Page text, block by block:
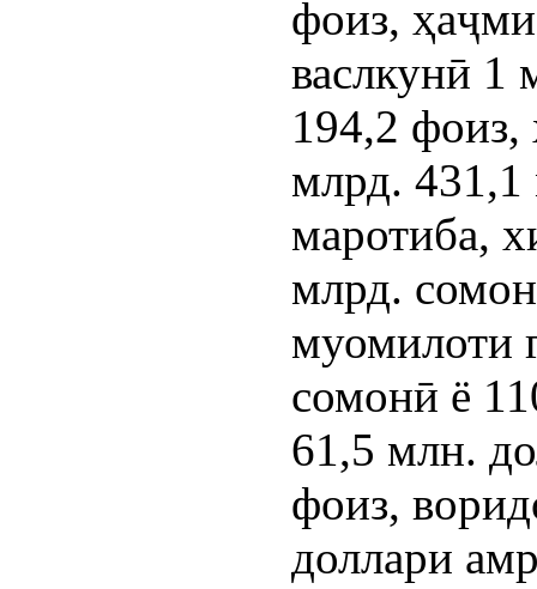
фоиз,
васлкунӣ 1
194,2 фоиз,
млрд.
маротиба,
млрд.
муомилоти
сомонӣ ё
61,5 млн.
фоиз,
доллари